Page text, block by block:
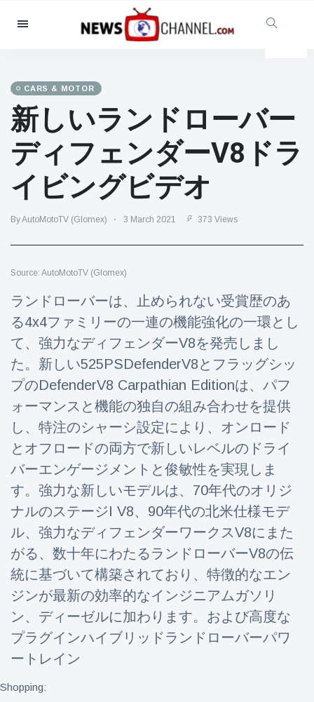
Categories
Social & Fun
Cinema & TV
(81)
Sport
(237)
Celebrities
(13938)
Fashion & Beauty
(122)
Food & Drink
Lifestyle & Docutainment
Health & Fitness
(73)
Travel & Adventure
(77)
Latest News
Magician's
handcuff
'escape' has
audience in
stitches
16 July 179 Views
Conservationists
celebrate birth
of first lowland
tapir in UK zoo in
14 years
16 July 169 Views
Florida man
arrested after
launching
fireworks from
moving car
16 July 153 Views
CARS & MOTOR
新しいランドローバー
ディフェンダーV8ドラ
イビングビデオ
By AutoMotoTV (Glomex) 3 March 2021 373 Views
Source: AutoMotoTV (Glomex)
ランドローバーは、止められない受賞歴のあ
る4x4ファミリーの一連の機能強化の一環とし
て、強力なディフェンダーV8を発売しまし
た。新しい525PSDefenderV8とフラッグシッ
プのDefenderV8 Carpathian Editionは、パフ
ォーマンスと機能の独自の組み合わせを提供
し、特注のシャーシ設定により、オンロード
とオフロードの両方で新しいレベルのドライ
バーエンゲージメントと俊敏性を実現しま
す。強力な新しいモデルは、70年代のオリジ
ナルのステージI V8、90年代の北米仕様モデ
ル、強力なディフェンダーワークスV8にまた
がる、数十年にわたるランドローバーV8の伝
統に基づいて構築されており、特徴的なエン
ジンが最新の効率的なインジニアムガソリ
ン、ディーゼルに加わります。および高度な
プラグインハイブリッドランドローバーパワ
ートレイン
Shopping: